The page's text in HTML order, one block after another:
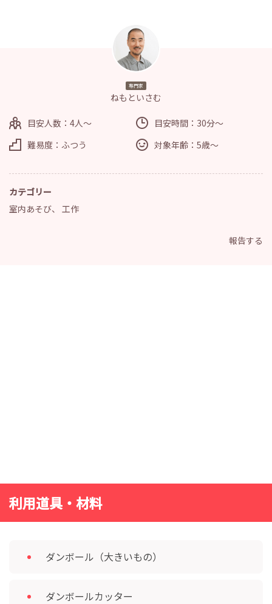
専門家
ねもといさむ
目安人数：4人～
目安時間：30分～
難易度：ふつう
対象年齢：5歳～
カテゴリー
室内あそび、 工作
報告する
利用道具・材料
ダンボール（大きいもの）
ダンボールカッター